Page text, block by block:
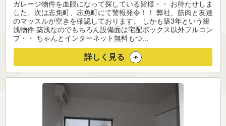
ガレージ物件を血眼になって探している皆様・・ お待たせしま
した、次は志免町、志免町にて警報発令！！ 弊社、筋肉と友達
のマッスルが空きを確認しております。 しかも築3年という築
浅物件 築浅なのでもちろん設備面は宅配ボックス以外フルコン
プ・・ ちゃんとインターネット無料もつ...
詳しく見る